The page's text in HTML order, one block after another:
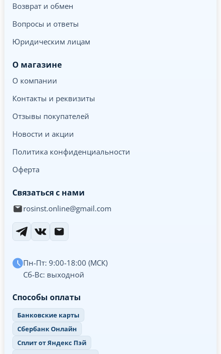
Возврат и обмен
Вопросы и ответы
Юридическим лицам
О магазине
О компании
Контакты и реквизиты
Отзывы покупателей
Новости и акции
Политика конфиденциальности
Оферта
Связаться с нами
rosinst.online@gmail.com
Пн-Пт: 9:00-18:00 (МСК)
Сб-Вс: выходной
Способы оплаты
Банковские карты
Сбербанк Онлайн
Сплит от Яндекс Пэй